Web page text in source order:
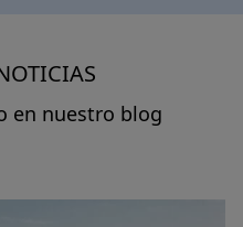
en nuestro blog